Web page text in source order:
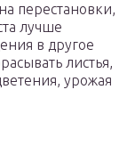
перестановки,
лучше
в другое
листья,
урожая